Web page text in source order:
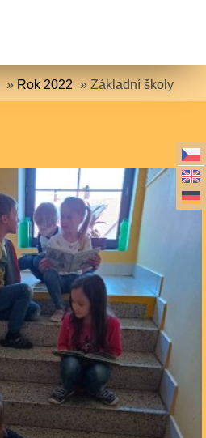
» Rok 2022 »Základní školy